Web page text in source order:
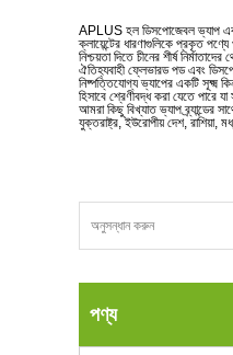
APLUS হল ডিসপোজেবল ভ্যাপ এবং
ক্লায়েন্টের ধারণাগুলিকে প্রকৃত
নিশ্চয়তা দিতে চীনের শীর্ষ
ঐতিহ্যবাহী ফ্লেভারড পড এবং
নিষ্পত্তিযোগ্য ভ্যাপের একটি
হিসাবে শ্রেণীবদ্ধ করা যেতে পারে
আমরা কিছু বিখ্যাত ভ্যাপ
যুক্তরাষ্ট্র, ইউরোপীয় দেশ, রাশিয়া,
পণ্য